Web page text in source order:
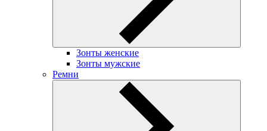
Зонты женские
Зонты мужские
Ремни